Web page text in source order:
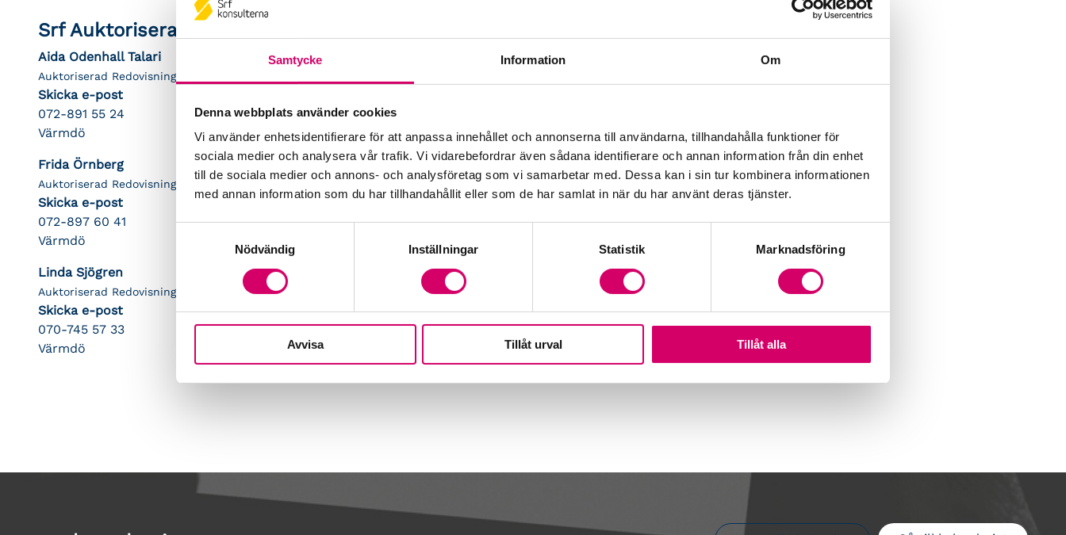
Samtycke Information Om
Denna webbplats använder cookies
Vi använder enhetsidentifierare för att anpassa innehållet och annonserna till användarna, tillhandahålla funktioner för
sociala medier och analysera vår trafik. Vi vidarebefordrar även sådana identifierare och annan information från din enhet
till de sociala medier och annons- och analysföretag som vi samarbetar med. Dessa kan i sin tur kombinera informationen
med annan information som du har tillhandahållit eller som de har samlat in när du har använt deras tjänster.
Nödvändig
Inställningar Statistik Marknadsföring
Avvisa Tillåt urval Tillåt alla
Srf Auktoriserade konsulter
Aida Odenhall Talari
Auktoriserad Redovisningskonsult
Skicka e-post
072-891 55 24
Värmdö
Frida Örnberg
Auktoriserad Redovisningskonsult
Skicka e-post
072-897 60 41
Värmdö
Linda Sjögren
Auktoriserad Redovisningskonsult
Skicka e-post
070-745 57 33
Värmdö